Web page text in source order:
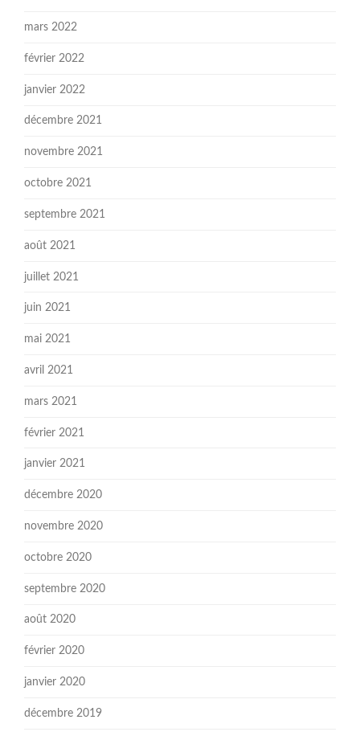
mars 2022
février 2022
janvier 2022
décembre 2021
novembre 2021
octobre 2021
septembre 2021
août 2021
juillet 2021
juin 2021
mai 2021
avril 2021
mars 2021
février 2021
janvier 2021
décembre 2020
novembre 2020
octobre 2020
septembre 2020
août 2020
février 2020
janvier 2020
décembre 2019